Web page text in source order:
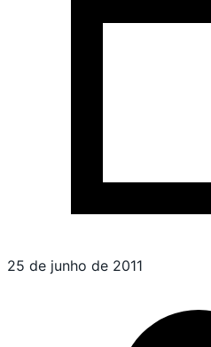
25 de junho de 2011